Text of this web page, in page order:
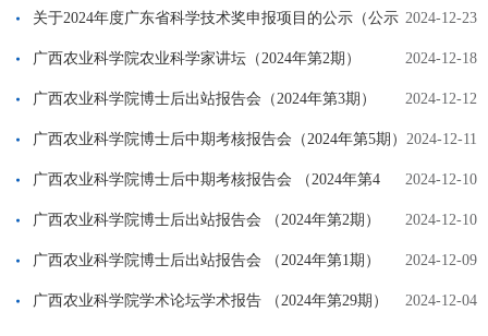
批）（公示已结束） 2024-12-23
关于2024年度广东省科学技术奖申报项目的公示（公示
已结束） 2024-12-18
广西农业科学院农业科学家讲坛（2024年第2期）
2024-12-12
广西农业科学院博士后出站报告会（2024年第3期）
2024-12-11
广西农业科学院博士后中期考核报告会（2024年第5期）
2024-12-10
广西农业科学院博士后中期考核报告会 （2024年第4
期） 2024-12-10
广西农业科学院博士后出站报告会 （2024年第2期）
2024-12-09
广西农业科学院博士后出站报告会 （2024年第1期）
2024-12-04
广西农业科学院学术论坛学术报告 （2024年第29期）